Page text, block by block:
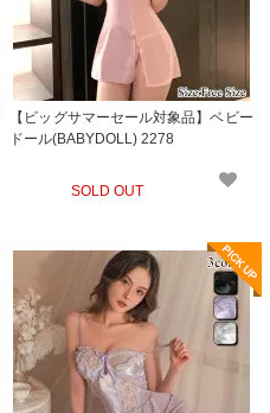
【ビッグサマーセール対象品】ベビー
ドール(BABYDOLL) 2278
SOLD OUT